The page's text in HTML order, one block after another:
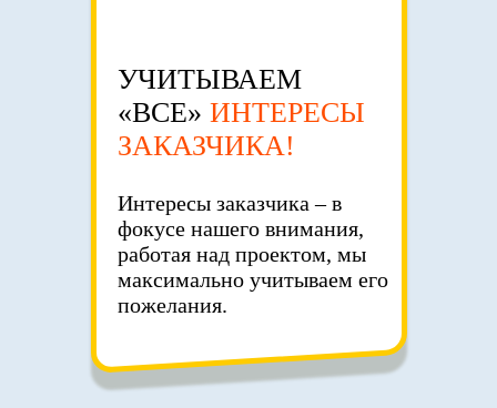
УЧИТЫВАЕМ
«ВСЕ» ИНТЕРЕСЫ
ЗАКАЗЧИКА!
Интересы заказчика – в
фокусе нашего внимания,
работая над проектом, мы
максимально учитываем его
пожелания.